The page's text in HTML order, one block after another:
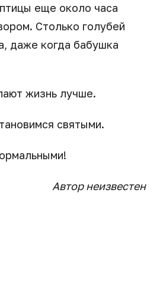
еще около часа
Столько голубей
даже когда бабушка
жизнь лучше.
святыми.
Автор неизвестен